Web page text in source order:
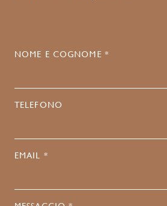
NOME E COGNOME *
TELEFONO
EMAIL *